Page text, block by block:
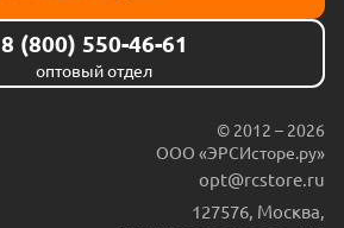
8 (800) 550-46-61
оптовый отдел
© 2012 – 2026
ООО «ЭРСИсторе.ру»
opt@rcstore.ru
127576, Москва,